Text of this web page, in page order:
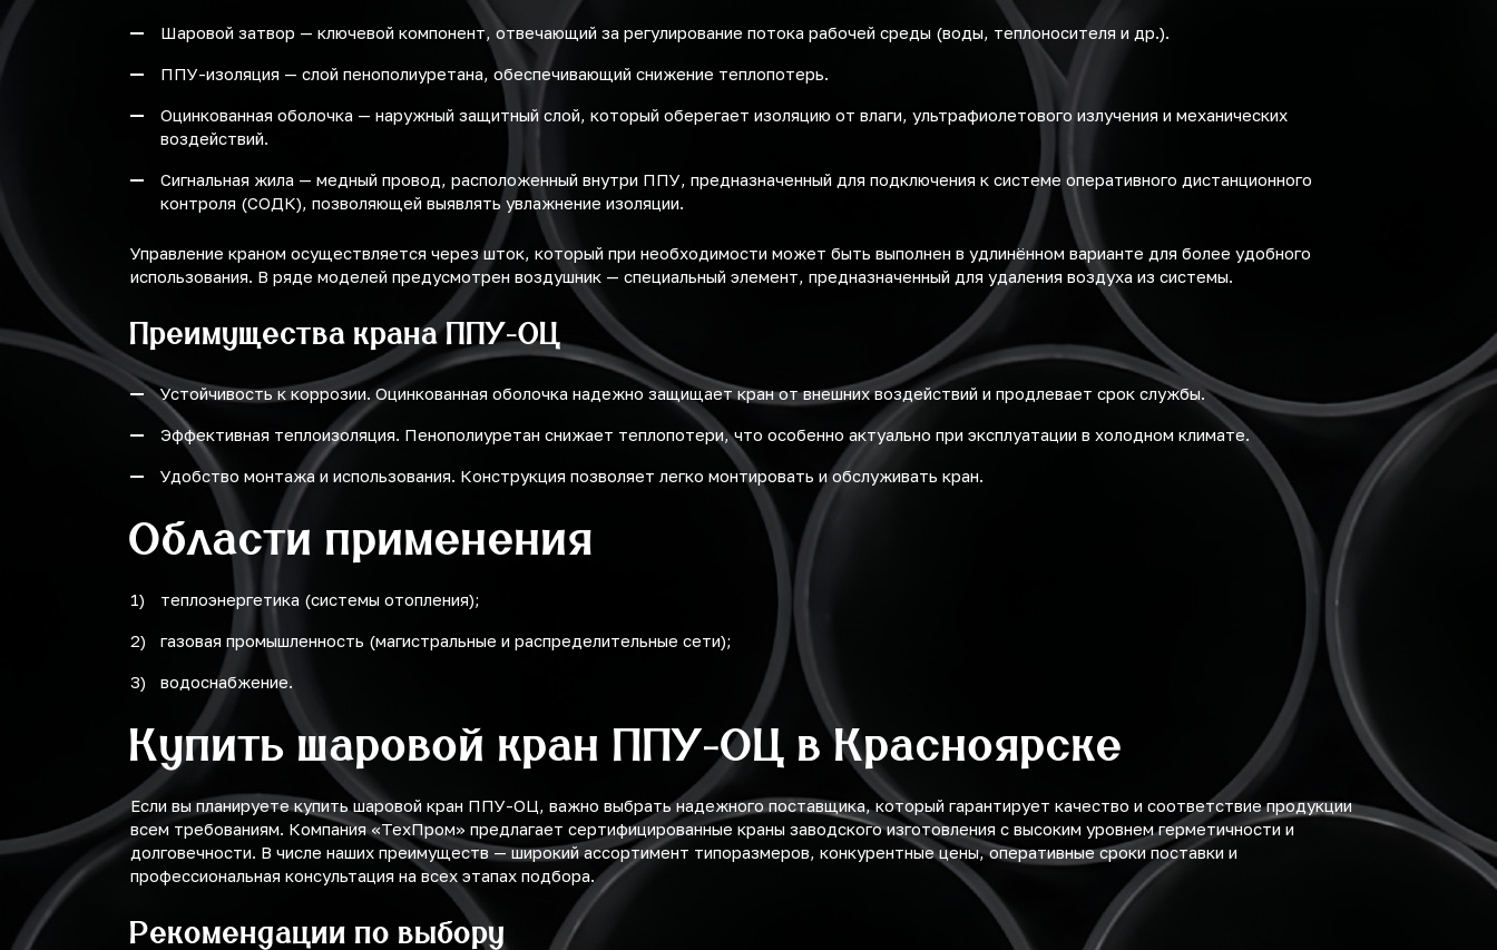
Шаровой затвор — ключевой компонент, отвечающий за регулирование потока рабочей среды (воды, теплоносителя и др.).
ППУ-изоляция — слой пенополиуретана, обеспечивающий снижение теплопотерь.
Оцинкованная оболочка — наружный защитный слой, который оберегает изоляцию от влаги, ультрафиолетового излучения и механических
воздействий.
Сигнальная жила — медный провод, расположенный внутри ППУ, предназначенный для подключения к системе оперативного дистанционного
контроля (СОДК), позволяющей выявлять увлажнение изоляции.
Управление краном осуществляется через шток, который при необходимости может быть выполнен в удлинённом варианте для более удобного
использования. В ряде моделей предусмотрен воздушник — специальный элемент, предназначенный для удаления воздуха из системы.
Преимущества крана ППУ-ОЦ
Устойчивость к коррозии. Оцинкованная оболочка надежно защищает кран от внешних воздействий и продлевает срок службы.
Эффективная теплоизоляция. Пенополиуретан снижает теплопотери, что особенно актуально при эксплуатации в холодном климате.
Удобство монтажа и использования. Конструкция позволяет легко монтировать и обслуживать кран.
Области применения
теплоэнергетика (системы отопления);
газовая промышленность (магистральные и распределительные сети);
водоснабжение.
Купить шаровой кран ППУ-ОЦ в Красноярске
Если вы планируете купить шаровой кран ППУ-ОЦ, важно выбрать надежного поставщика, который гарантирует качество и соответствие продукции
всем требованиям. Компания «ТехПром» предлагает сертифицированные краны заводского изготовления с высоким уровнем герметичности и
долговечности. В числе наших преимуществ — широкий ассортимент типоразмеров, конкурентные цены, оперативные сроки поставки и
профессиональная консультация на всех этапах подбора.
Рекомендации по выбору